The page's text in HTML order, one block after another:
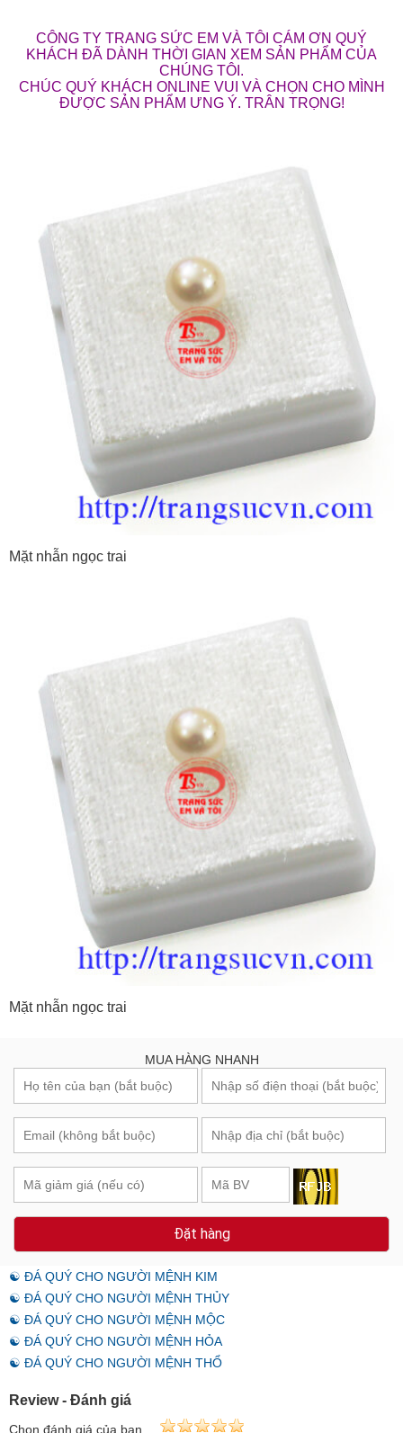
CÔNG TY TRANG SỨC EM VÀ TÔI CÁM ƠN QUÝ
KHÁCH ĐÃ DÀNH THỜI GIAN XEM SẢN PHẨM CỦA
CHÚNG TÔI.
CHÚC QUÝ KHÁCH ONLINE VUI VÀ CHỌN CHO MÌNH
ĐƯỢC SẢN PHẨM ƯNG Ý. TRÂN TRỌNG!
Mặt nhẫn ngọc trai
Mặt nhẫn ngọc trai
MUA HÀNG NHANH
Đặt hàng
☯ ĐÁ QUÝ CHO NGƯỜI MỆNH KIM
☯ ĐÁ QUÝ CHO NGƯỜI MỆNH THỦY
☯ ĐÁ QUÝ CHO NGƯỜI MỆNH MỘC
☯ ĐÁ QUÝ CHO NGƯỜI MỆNH HỎA
☯ ĐÁ QUÝ CHO NGƯỜI MỆNH THỔ
Review - Đánh giá
Chọn đánh giá của bạn